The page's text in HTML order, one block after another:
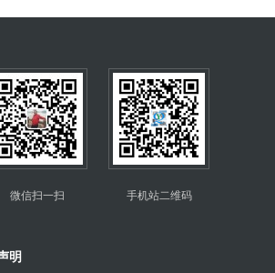
微信扫一扫
手机站二维码
明